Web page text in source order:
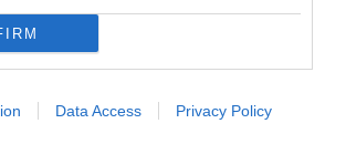
Data Access Privacy Policy